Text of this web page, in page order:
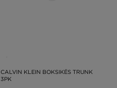
CALVIN KLEIN BOKSIKĖS TRUNK
3PK